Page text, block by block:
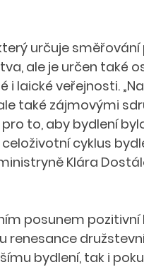
určuje
ale je určen také
laické veřejnosti.
také zájmovými
to, aby bydlení
cyklus
Klára
posunem
renesance
bydlení, tak i